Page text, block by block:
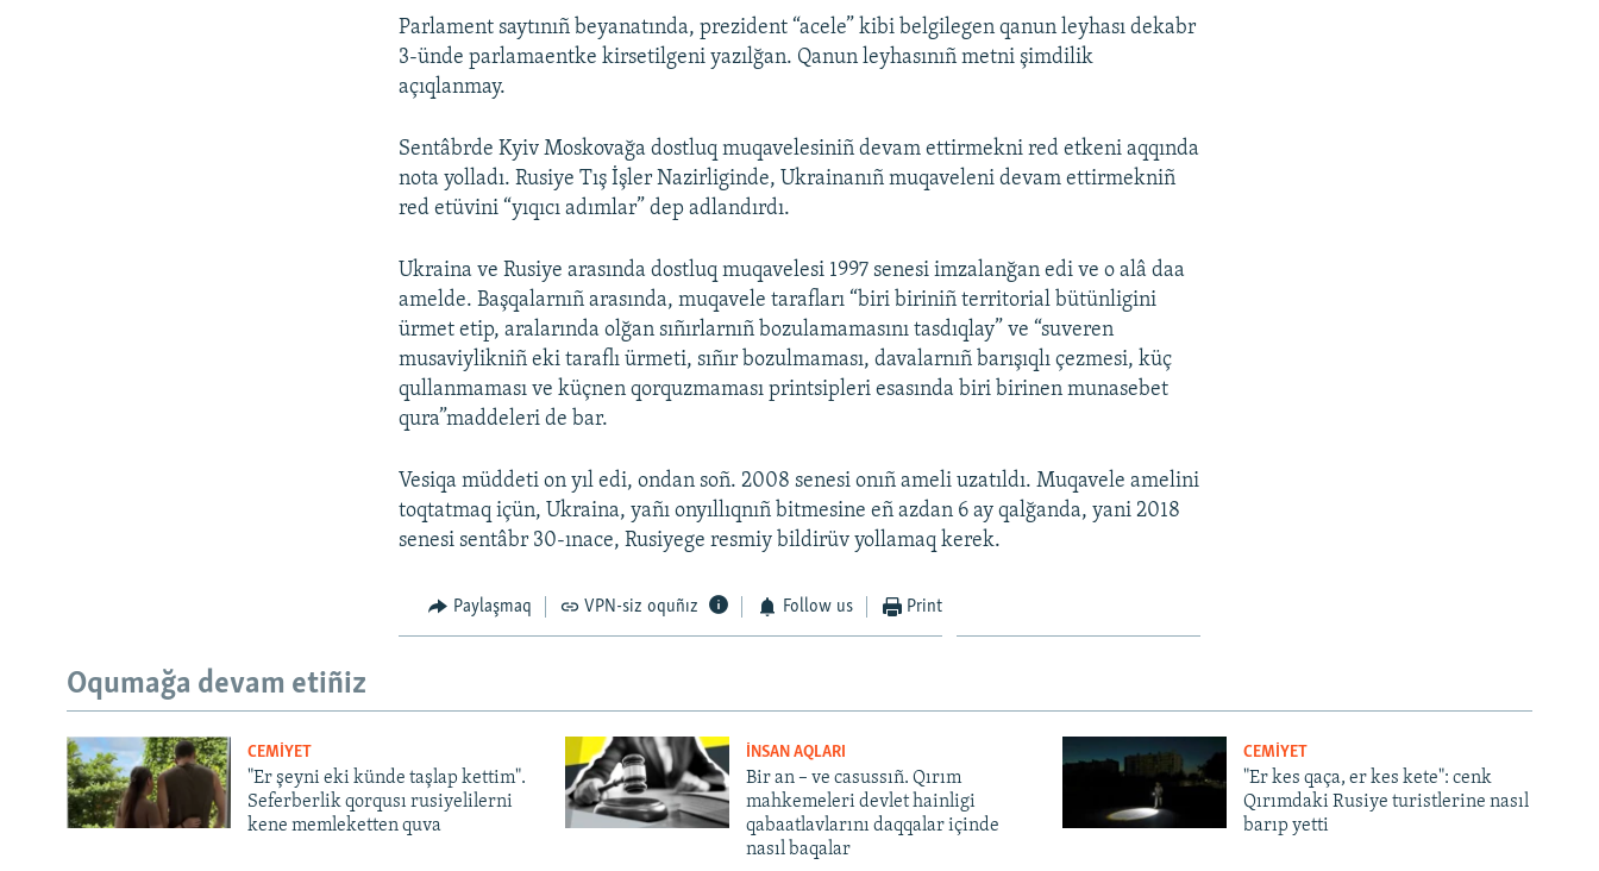
Parlament saytınıñ beyanatında, prezident “acele” kibi belgilegen qanun leyhası dekabr
3-ünde parlamaentke kirsetilgeni yazılğan. Qanun leyhasınıñ metni şimdilik
açıqlanmay.
Sentâbrde Kyiv Moskovağa dostluq muqavelesiniñ devam ettirmekni red etkeni aqqında
nota yolladı. Rusiye Tış İşler Nazirliginde, Ukrainanıñ muqaveleni devam ettirmekniñ
red etüvini “yıqıcı adımlar” dep adlandırdı.
Ukraina ve Rusiye arasında dostluq muqavelesi 1997 senesi imzalanğan edi ve o alâ daa
amelde. Başqalarnıñ arasında, muqavele tarafları “biri biriniñ territorial bütünligini
ürmet etip, aralarında olğan sıñırlarnıñ bozulamamasını tasdıqlay” ve “suveren
musaviylikniñ eki taraflı ürmeti, sıñır bozulmaması, davalarnıñ barışıqlı çezmesi, küç
qullanmaması ve küçnen qorquzmaması printsipleri esasında biri birinen munasebet
qura”maddeleri de bar.
Vesiqa müddeti on yıl edi, ondan soñ. 2008 senesi onıñ ameli uzatıldı. Muqavele amelini
toqtatmaq içün, Ukraina, yañı onyıllıqnıñ bitmesine eñ azdan 6 ay qalğanda, yani 2018
senesi sentâbr 30-ınace, Rusiyege resmiy bildirüv yollamaq kerek.
Paylaşmaq VPN-siz oquñız Follow us Print
Oqumağa devam etiñiz
CEMİYET
"Er şeyni eki künde taşlap kettim".
Seferberlik qorqusı rusiyelilerni
kene memleketten quva
İNSAN AQLARI
Bir an – ve casussıñ. Qırım
mahkemeleri devlet hainligi
qabaatlavlarını daqqalar içinde
nasıl baqalar
CEMİYET
"Er kes qaça, er kes kete": cenk
Qırımdaki Rusiye turistlerine nasıl
barıp yetti